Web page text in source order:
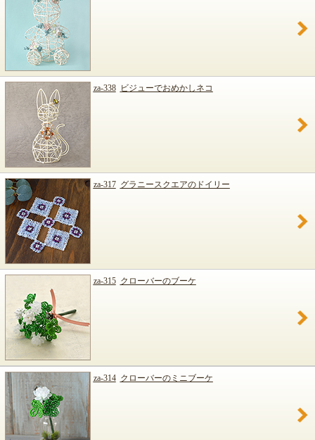
za-338 ビジューでおめかしネコ
za-317 グラニースクエアのドイリー
za-315 クローバーのブーケ
za-314 クローバーのミニブーケ